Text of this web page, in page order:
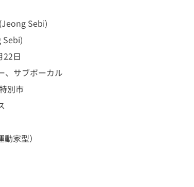
Sebi)
Sebi)
22日
、サブボーカル
別市
家型）